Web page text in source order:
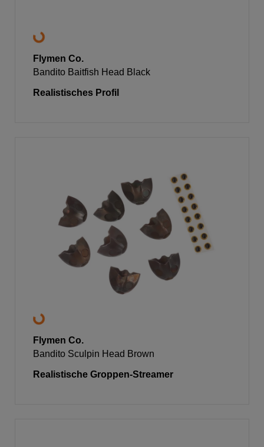
Flymen Co.
Bandito Baitfish Head Black
Realistisches Profil
Flymen Co.
Bandito Sculpin Head Brown
Realistische Groppen-Streamer